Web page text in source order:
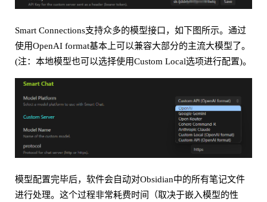
Smart Connections支持众多的模型接口，如下图所示。通过
使用OpenAI format基本上可以兼容大部分的主流大模型了。
(注：本地模型也可以选择使用Custom Local选项进行配置)。
模型配置完毕后，软件会自动对Obsidian中的所有笔记文件
进行处理。这个过程非常耗费时间（取决于嵌入模型的性